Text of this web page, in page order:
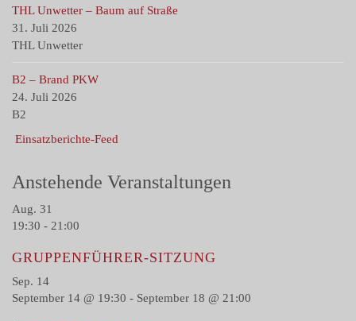
a
v
i
g
a
t
i
n
THL Unwetter – Baum auf Straße
31. Juli 2026
THL Unwetter
B2 – Brand PKW
24. Juli 2026
B2
Einsatzberichte-Feed
Anstehende Veranstaltungen
Aug. 31
19:30 - 21:00
GRUPPENFÜHRER-SITZUNG
Sep. 14
September 14 @ 19:30 - September 18 @ 21:00